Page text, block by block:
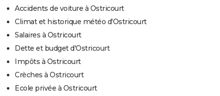
Accidents de voiture à Ostricourt
Climat et historique météo d'Ostricourt
Salaires à Ostricourt
Dette et budget d'Ostricourt
Impôts à Ostricourt
Crèches à Ostricourt
Ecole privée à Ostricourt